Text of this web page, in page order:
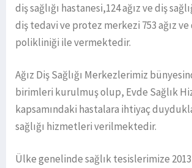
diş sağlığı hastanesi,124 ağız ve diş
diş tedavi ve protez merkezi 753 ağız ve
polikliniği ile vermektedir.
Ağız Diş Sağlığı Merkezlerimiz
birimleri kurulmuş olup, Evde Sağlık
kapsamındaki hastalara ihtiyaç
sağlığı hizmetleri verilmektedir.
Ülke genelinde sağlık tesislerimize 2013